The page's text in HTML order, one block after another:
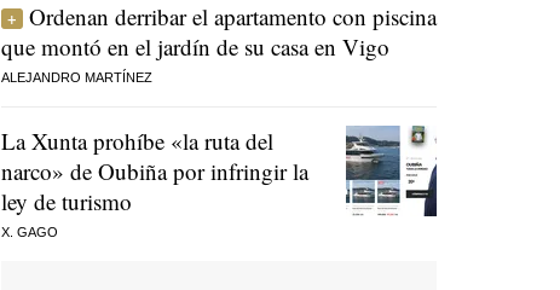
Ordenan derribar el apartamento con piscina
que montó en el jardín de su casa en Vigo
ALEJANDRO MARTÍNEZ
La Xunta prohíbe «la ruta del
narco» de Oubiña por infringir la
ley de turismo
X. GAGO